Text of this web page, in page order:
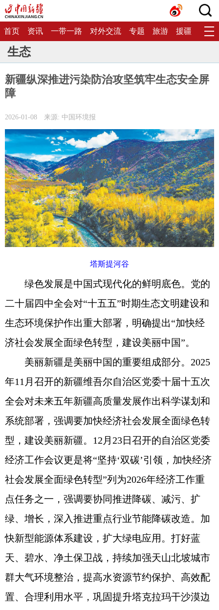
首页 资讯 一带一路 对外交流 专题 旅游 援疆 生态
生态
新疆纵深推进污染防治攻坚筑牢生态安全屏
障
2026-01-08 来源: 中国环境报
塔斯提河谷
绿色发展是中国式现代化的鲜明底色。党的
二十届四中全会对“十五五”时期生态文明建设和
生态环境保护作出重大部署，明确提出“加快经
济社会发展全面绿色转型，建设美丽中国”。
美丽新疆是美丽中国的重要组成部分。2025
年11月召开的新疆维吾尔自治区党委十届十五次
全会对未来五年新疆高质量发展作出科学谋划和
系统部署，强调要加快经济社会发展全面绿色转
型，建设美丽新疆。12月23日召开的自治区党委
经济工作会议更是将“坚持‘双碳’引领，加快经济
社会发展全面绿色转型”列为2026年经济工作重
点任务之一，强调要协同推进降碳、减污、扩
绿、增长，深入推进重点行业节能降碳改造。加
快新型能源体系建设，扩大绿电应用。打好蓝
天、碧水、净土保卫战，持续加强天山北坡城市
群大气环境整治，提高水资源节约保护、高效配
置、合理利用水平，巩固提升塔克拉玛干沙漠边